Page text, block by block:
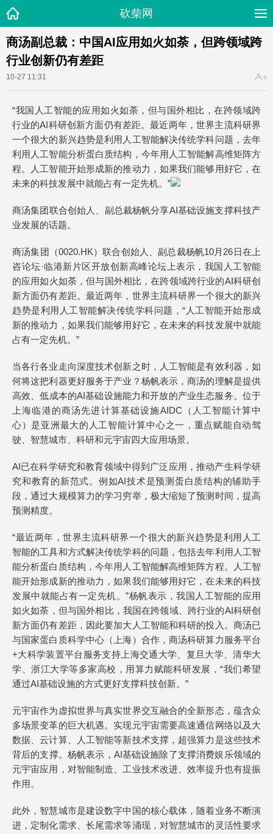
砍柴网
商汤副总裁：中国AI应用如火如荼，但跨领域跨
行业创新仍有差距
10-27 11:31
“我国人工智能的应用如火如荼，但与国外相比，在跨领域跨
行业的AI科研创新方面仍有差距。最近两年，世界主流科研界
一个很大的新兴趋势是利用人工智能解决传统学科问题，去年
利用人工智能分析蛋白质结构，今年用人工智能解高维矩阵方
程。人工智能开始形成新的推动力，如果我们能够用好它，在
未来的科技发展中就能占有一定先机。”
商汤集团联合创始人、副总裁杨帆分享AI基础设施支撑科技产
业发展的话题。
商汤集团（0020.HK）联合创始人、副总裁杨帆10月26日在上
咨论坛·临港新片区开放创新高峰论坛上表示，我国人工智能
的应用如火如荼，但与国外相比，在跨领域跨行业的AI科研创
新方面仍有差距。最近两年，世界主流科研界一个很大的新兴
趋势是利用人工智能解决传统学科问题，“人工智能开始形成
新的推动力，如果我们能够用好它，在未来的科技发展中就能
占有一定先机。”
当各行各业走向深度技术创新之时，人工智能是有效利器，如
何将这把利器更好服务于产业？杨帆表示，商汤的理解是提供
高效、低成本的AI基础设施能力和开放的产业生态服务。位于
上海临港的商汤先进计算基础设施AIDC（人工智能计算中
心）是亚洲最大的人工智能计算中心之一，重点赋能自动驾
驶、智慧城市、科研和元宇宙四大应用场景。
AI已在科学研究和教育领域中得到广泛应用，推动产生科学研
究和教育的新范式。例如AI技术是预测蛋白质结构的辅助手
段，通过大规模算力的学习穷举，极大缩短了预测时间，提高
预测精度。
“最近两年，世界主流科研界一个很大的新兴趋势是利用人工
智能的工具和方式解决传统学科的问题，包括去年利用人工智
能分析蛋白质结构，今年用人工智能解高维矩阵方程。人工智
能开始形成新的推动力，如果我们能够用好它，在未来的科技
发展中就能占有一定先机。”杨帆表示，我国人工智能的应用
如火如荼，但与国外相比，我国在跨领域、跨行业的AI科研创
新方面仍有差距，因此要加大人工智能和科研的投入。商汤已
与国家蛋白质科学中心（上海）合作，商汤科研算力服务平台
+大科学装置平台服务支持上海交通大学、复旦大学、清华大
学、浙江大学等多家高校，用算力赋能科研发展，“我们希望
通过AI基础设施的方式更好支撑科技创新。”
元宇宙作为虚拟世界与真实世界交互融合的全新形态，蕴含众
多场景变革的巨大机遇。实现元宇宙需要高速通信网络以及大
数据、云计算、人工智能等新技术支撑，超强算力是这些技术
背后的支撑。杨帆表示，AI基础设施除了支撑消费娱乐领域的
元宇宙应用，对智能制造、工业技术改进、效率提升也有提振
作用。
此外，智慧城市是建设数字中国的核心载体，随着业务不断演
进，定制化需求、长尾需求等涌现，对智慧城市的灵活性要求